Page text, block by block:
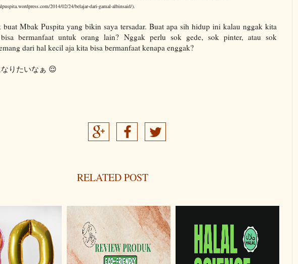
2014/02/24/belajar-dari-gamal-albinsaid/).
buat Mbak Puspita yang bikin saya tersadar. Buat apa sih hidup ini kalau nggak kita
bermanfaat untuk orang lain? Nggak perlu sok gede, sok pinter, atau sok
dari hal kecil aja kita bisa bermanfaat kenapa enggak?
りたいなぁ 😌
RELATED POST